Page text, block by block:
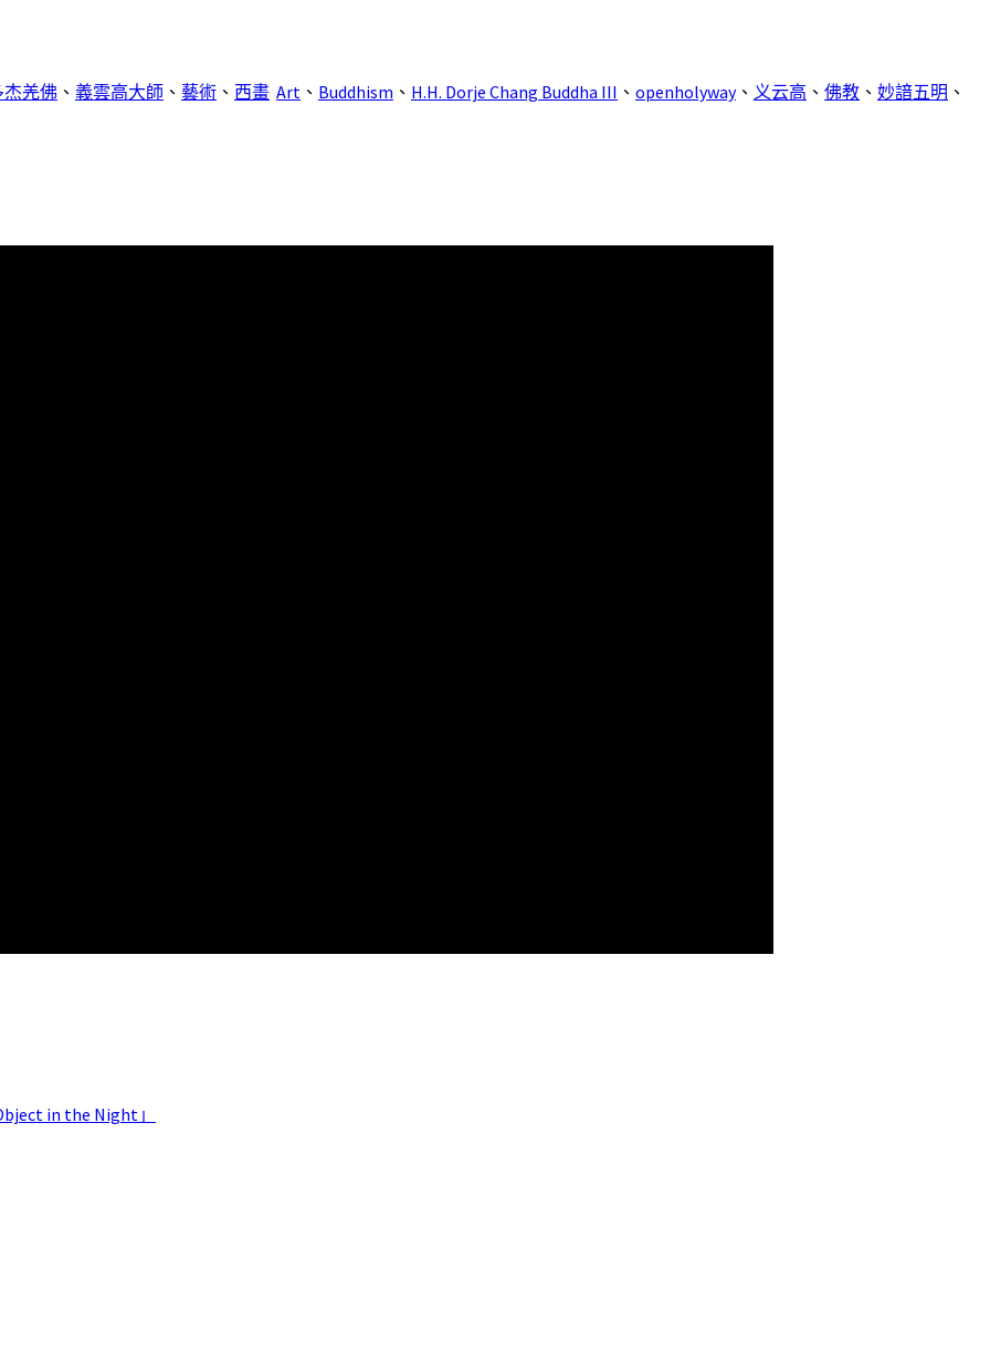
羌佛 、 義雲高大師 、 藝術 、 西畫 Art 、 Buddhism 、 H.H. Dorje Chang Buddha III 、 openholyway、 义云高 、 佛教 、 妙諳五明 、
in the Night」